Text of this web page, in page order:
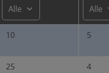
10 5
25 4